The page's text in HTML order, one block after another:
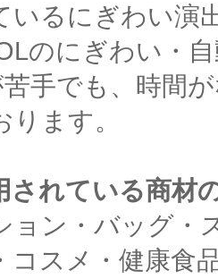
いるにぎわい演
のにぎわい・
手でも、時間
ます。
されている商材
ョン・バッグ・
コスメ・健康食